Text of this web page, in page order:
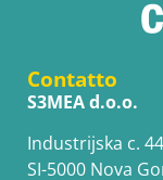
Contatto
S3MEA d.o.o.
Industrijska c. 44
SI-5000 Nova